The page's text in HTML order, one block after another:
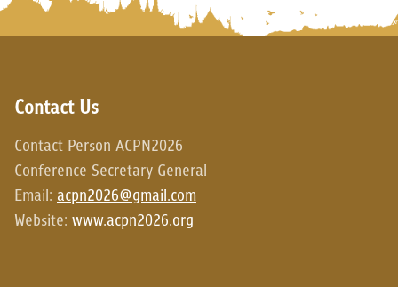
Contact Us
Contact Person ACPN2026
Conference Secretary General
Email: acpn2026@gmail.com
Website: www.acpn2026.org